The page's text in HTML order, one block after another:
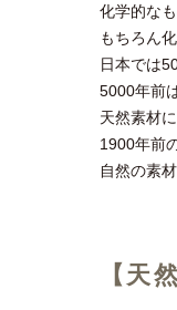
化学的な
もちろん
日本では
5000年前
天然素材
1900年前
自然の素
【天